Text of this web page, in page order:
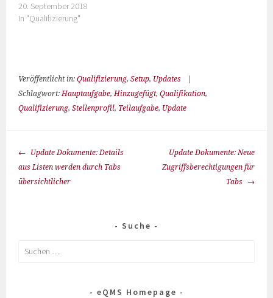
20. September 2018
In "Qualifizierung"
Veröffentlicht in:Qualifizierung,Setup, Updates
Schlagwort:Hauptaufgabe,Hinzugefügt,Qualifikation,
Qualifizierung,Stellenprofil, Teilaufgabe, Update
Update Dokumente: Details
aus Listen werden durch Tabs
übersichtlicher
Update Dokumente: Neue
Zugriffsberechtigungen für
Tabs
Suche
eQMS Homepage